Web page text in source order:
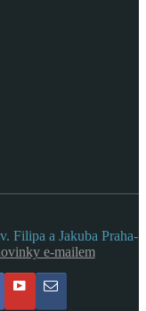
Filipa a Jakuba Praha-
e-mailem